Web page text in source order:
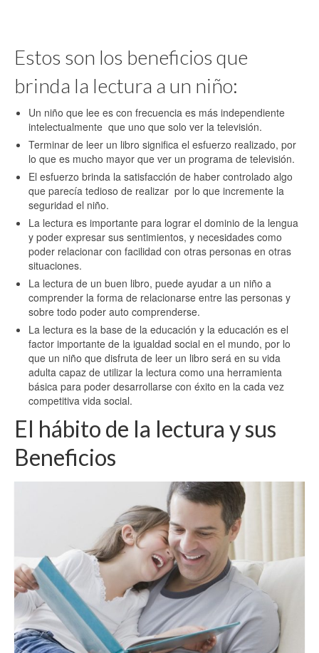
Estos son los beneficios que
brinda la lectura a un niño:
Un niño que lee es con frecuencia es más independiente
intelectualmente que uno que solo ver la televisión.
Terminar de leer un libro significa el esfuerzo realizado, por
lo que es mucho mayor que ver un programa de televisión.
El esfuerzo brinda la satisfacción de haber controlado algo
que parecía tedioso de realizar por lo que incremente la
seguridad el niño.
La lectura es importante para lograr el dominio de la lengua
y poder expresar sus sentimientos, y necesidades como
poder relacionar con facilidad con otras personas en otras
situaciones.
La lectura de un buen libro, puede ayudar a un niño a
comprender la forma de relacionarse entre las personas y
sobre todo poder auto comprenderse.
La lectura es la base de la educación y la educación es el
factor importante de la igualdad social en el mundo, por lo
que un niño que disfruta de leer un libro será en su vida
adulta capaz de utilizar la lectura como una herramienta
básica para poder desarrollarse con éxito en la cada vez
competitiva vida social.
El hábito de la lectura y sus
Beneficios